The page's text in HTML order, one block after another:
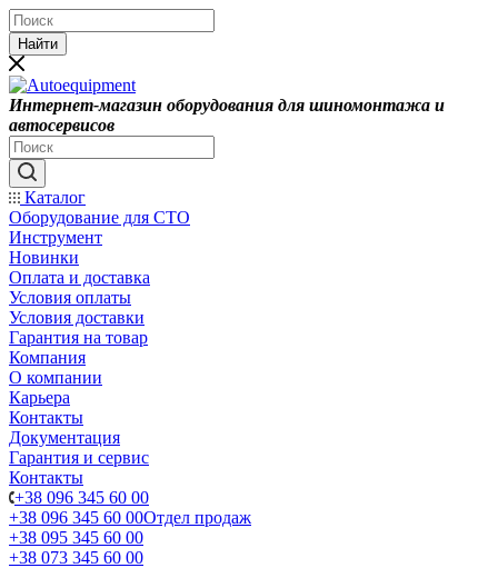
Найти
Интернет-магазин оборудования для шиномонтажа и
автосервисов
Каталог
Оборудование для СТО
Инструмент
Новинки
Оплата и доставка
Условия оплаты
Условия доставки
Гарантия на товар
Компания
О компании
Карьера
Контакты
Документация
Гарантия и сервис
Контакты
+38 096 345 60 00
+38 096 345 60 00Отдел продаж
+38 095 345 60 00
+38 073 345 60 00